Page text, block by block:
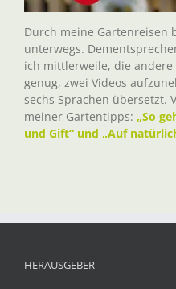
Durch meine Gartenreisen
unterwegs.
ich mittlerweile, die
genug, zwei Videos
sechs Sprachen übersetzt.
meiner Gartentipps: „So
und Gift“ und „Auf
HERAUSGEBER